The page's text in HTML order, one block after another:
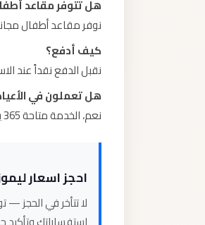
هل تتوفر مقاعد
نوفر مقاعد أطفال
كيف أدفع؟
نقبل الدفع نقداً عند
هل تعملون في
نعم، الخدمة متاحة 365 يوماً في السنة بما في ذلك الأعياد الرسمية والمواسم السياحية.
احجز اسعار
لا تتأخر في الحجز